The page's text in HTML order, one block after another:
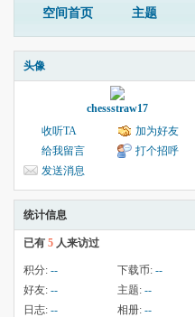
空间首页 主题
头像
chessstraw17
收听TA
加为好友
给我留言
打个招呼
发送消息
统计信息
已有 5 人来访过
积分: -- 下载币: --
好友: -- 主题: --
日志: -- 相册: --